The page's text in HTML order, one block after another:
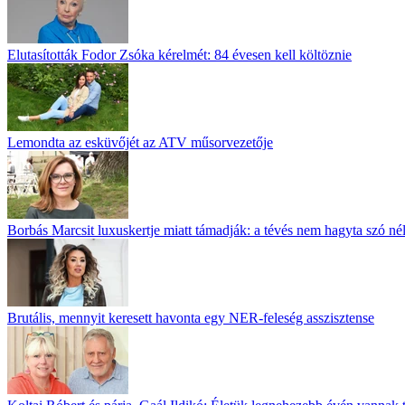
Elutasították Fodor Zsóka kérelmét: 84 évesen kell költöznie
Lemondta az esküvőjét az ATV műsorvezetője
Borbás Marcsit luxuskertje miatt támadják: a tévés nem hagyta szó
Brutális, mennyit keresett havonta egy NER-feleség asszisztense